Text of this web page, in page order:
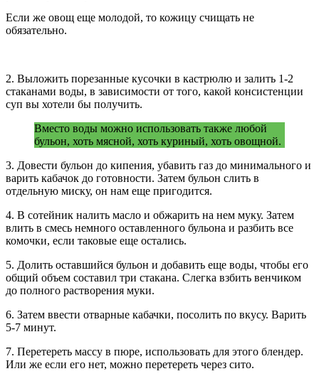
Если же овощ еще молодой, то кожицу счищать не
обязательно.
2. Выложить порезанные кусочки в кастрюлю и залить 1-2
стаканами воды, в зависимости от того, какой консистенции
суп вы хотели бы получить.
Вместо воды можно использовать также любой
бульон, хоть мясной, хоть куриный, хоть овощной.
3. Довести бульон до кипения, убавить газ до минимального и
варить кабачок до готовности. Затем бульон слить в
отдельную миску, он нам еще пригодится.
4. В сотейник налить масло и обжарить на нем муку. Затем
влить в смесь немного оставленного бульона и разбить все
комочки, если таковые еще остались.
5. Долить оставшийся бульон и добавить еще воды, чтобы его
общий объем составил три стакана. Слегка взбить венчиком
до полного растворения муки.
6. Затем ввести отварные кабачки, посолить по вкусу. Варить
5-7 минут.
7. Перетереть массу в пюре, использовать для этого блендер.
Или же если его нет, можно перетереть через сито.